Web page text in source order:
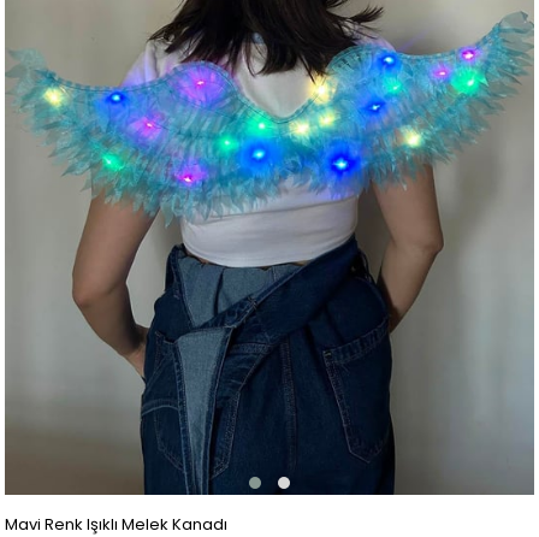
Mavi Renk Işıklı Melek Kanadı